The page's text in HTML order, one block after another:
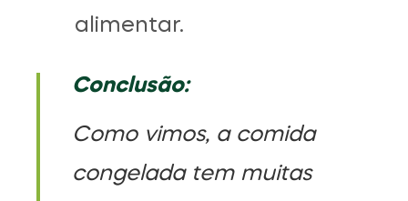
alimentar.
Conclusão:
Como vimos, a comida
congelada tem muitas